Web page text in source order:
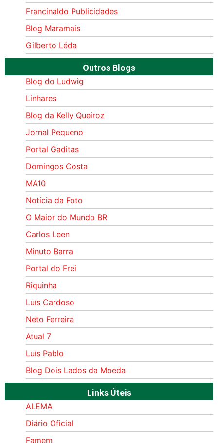
Francinaldo Publicidades
Blog Maramais
Gilberto Léda
Outros Blogs
Blog do Ludwig
Linhares
Blog da Kelly Queiroz
Jornal Pequeno
Portal Gaditas
Domingos Costa
MA10
Notícia da Foto
O Maior do Mundo BR
Carlos Leen
Minuto Barra
Portal do Frei
Riquinha
Luís Cardoso
Neto Ferreira
Atual 7
Luís Pablo
Blog Dois Lados da Moeda
Links Úteis
ALEMA
Diário Oficial
Famem